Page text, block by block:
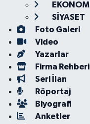
EKONOMİ
SİYASET
Foto Galeri
Video
Yazarlar
Firma Rehberi
Seri İlan
Röportaj
Biyografi
Anketler